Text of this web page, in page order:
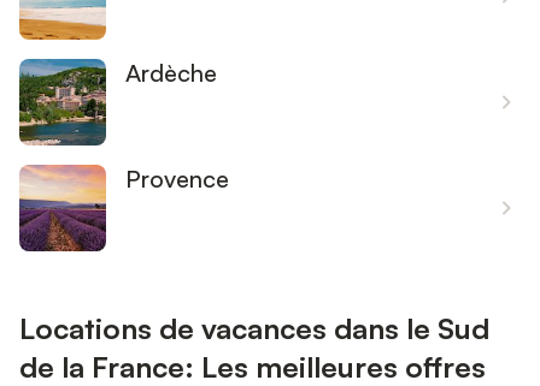
Ardèche
Provence
Locations de vacances dans le Sud
de la France: Les meilleures offres